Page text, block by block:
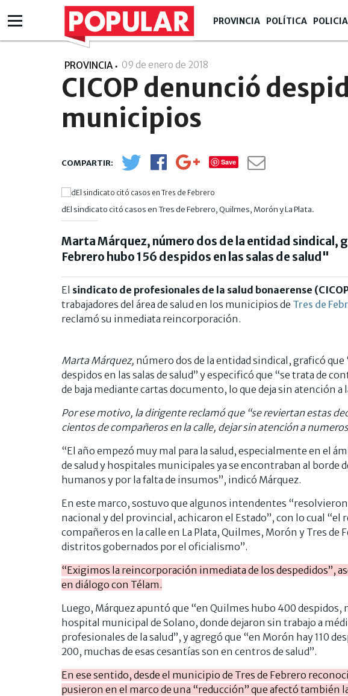
PROVINCIA POLÍTICA
PROVINCIA 09 de enero de 2018
CICOP denunció
municipios
Save
dEl sindicato citó casos en Tres de Febrero, Quilmes, Morón y La Plata.
Marta Márquez, número dos de la entidad sindical,
Febrero hubo 156 despidos en las salas de salud"
El sindicato de profesionales de la salud bonaerense
trabajadores del área de salud en los municipios de Tres de
reclamó su inmediata reincorporación.
Marta Márquez, número dos de la entidad sindical, graficó que
despidos en las salas de salud” y especificó que “se trata de
de baja mediante cartas documento, lo que deja sin atención a
Por ese motivo, la dirigente reclamó que “se reviertan estas
cientos de compañeros en la calle, dejar sin atención a
“El año empezó muy mal para la salud, especialmente en el
de salud y hospitales municipales ya se encontraban al borde
humanos y por la falta de insumos”, indicó Márquez.
En este marco, sostuvo que algunos intendentes
nacional y del provincial, achicaron el Estado”, con lo cual “el
compañeros en la calle en La Plata, Quilmes, Morón y Tres de
distritos gobernados por el oficialismo”.
“Exigimos la reincorporación inmediata de los despedidos”,
en diálogo con Télam.
Luego, Márquez apuntó que “en Quilmes hubo 400 despidos,
hospital municipal de Solano, donde dejaron sin trabajo a
profesionales de la salud”, y agregó que “en Morón hay 110
200, muchas de esas cesantías son en centros de salud”.
En ese sentido, desde el municipio de Tres de Febrero
pusieron en el marco de una “reducción” que afectó también